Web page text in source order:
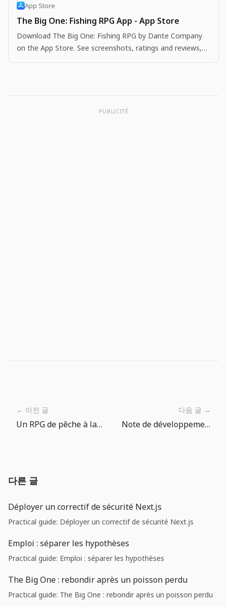
App Store
The Big One: Fishing RPG App - App Store
Download The Big One: Fishing RPG by Dante Company
on the App Store. See screenshots, ratings and reviews,
PUBLICITÉ
← 이전 글
Un RPG de pêche à lancer quand on s’ennuie
다음 글 →
Note de développement The Big One : le lieu de pêche donne d’abord le ton
다른 글
Déployer un correctif de sécurité Next.js
Practical guide: Déployer un correctif de sécurité Next.js
Emploi : séparer les hypothèses
Practical guide: Emploi : séparer les hypothèses
The Big One : rebondir après un poisson perdu
Practical guide: The Big One : rebondir après un poisson perdu